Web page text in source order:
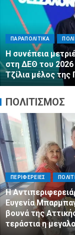
ΠΑΡΑΠΟΛΙΤΙΚΑ
Η συνέπεια
στη ΔΕΘ του
Τζίλια μέλος
ΠΟΛΙΤΙΣΜΟΣ
ΠΕΡΙΦΕΡΕΙΕΣ
Η
Ευγενία
βουνά της
τεράστια η